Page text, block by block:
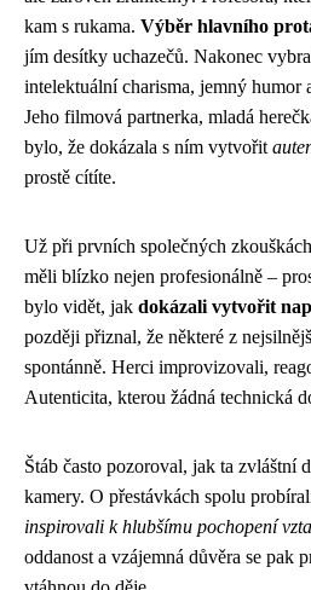
kam s rukama. Výběr hlavního
jím desítky uchazečů. Nakonec
intelektuální charisma, jemný humor
Jeho filmová partnerka, mladá
bylo, že dokázala s ním vytvořit
prostě cítíte.
Už při prvních společných
měli blízko nejen profesionálně –
bylo vidět, jak dokázali vytvořit
později přiznal, že některé z
spontánně. Herci improvizovali,
Autenticita, kterou žádná technická
Štáb často pozoroval, jak ta
kamery. O přestávkách spolu
inspirovali k hlubšímu pochopení
oddanost a vzájemná důvěra se pak